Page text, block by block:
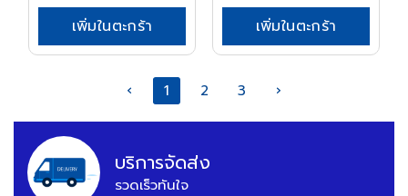
เพิ่มในตะกร้า เพิ่มในตะกร้า
‹ 1 2 3 ›
บริการจัดส่ง
รวดเร็วทันใจ